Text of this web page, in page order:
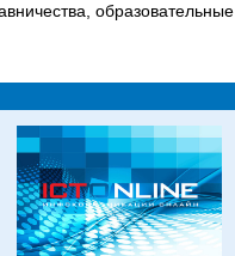
образовательные